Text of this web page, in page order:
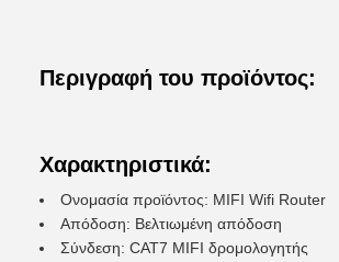
Περιγραφή του προϊόντος:
Χαρακτηριστικά:
Ονομασία προϊόντος: MIFI Wifi Router
Απόδοση: Βελτιωμένη απόδοση
Σύνδεση: CAT7 MIFI δρομολογητής